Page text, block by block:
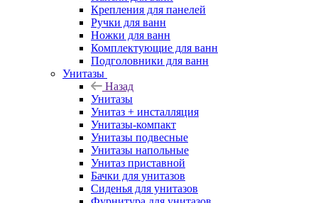
Крепления для панелей
Ручки для ванн
Ножки для ванн
Комплектующие для ванн
Подголовники для ванн
Унитазы
Назад
Унитазы
Унитаз + инсталляция
Унитазы-компакт
Унитазы подвесные
Унитазы напольные
Унитаз приставной
Бачки для унитазов
Сиденья для унитазов